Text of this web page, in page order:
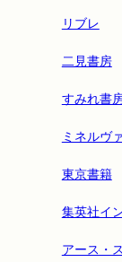
リブレ
二見書房
すみれ書
ミネルヴ
東京書籍
集英社イ
アース・